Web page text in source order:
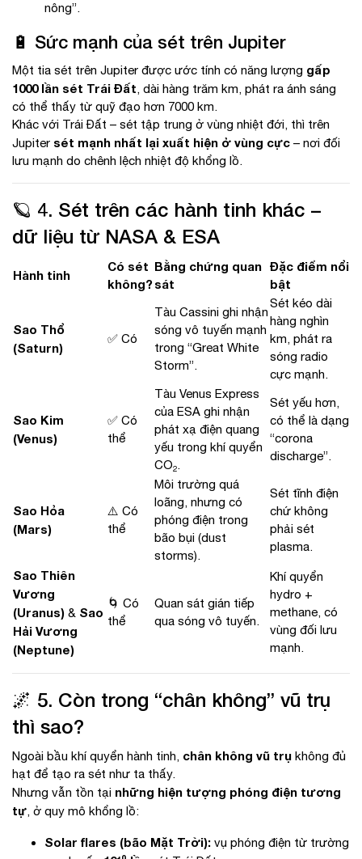
nông”.
🔋 Sức mạnh của sét trên Jupiter
Một tia sét trên Jupiter được ước tính có năng lượng gấp
1000 lần sét Trái Đất, dài hàng trăm km, phát ra ánh sáng
có thể thấy từ quỹ đạo hơn 7000 km.
Khác với Trái Đất – sét tập trung ở vùng nhiệt đới, thì trên
Jupiter sét mạnh nhất lại xuất hiện ở vùng cực – nơi đối
lưu mạnh do chênh lệch nhiệt độ khổng lồ.
🪐 4. Sét trên các hành tinh khác –
dữ liệu từ NASA & ESA
Hành tinh
Có sét
không?
Bằng chứng quan
sát
Đặc điểm nổi
bật
Sao Thổ
(Saturn)
✅ Có
Tàu Cassini ghi nhận
sóng vô tuyến mạnh
trong “Great White
Storm”.
Sét kéo dài
hàng nghìn
km, phát ra
sóng radio
cực mạnh.
Sao Kim
(Venus)
✅ Có
thể
Tàu Venus Express
của ESA ghi nhận
phát xạ điện quang
yếu trong khí quyển
CO₂.
Sét yếu hơn,
có thể là dạng
“corona
discharge”.
Sao Hỏa
(Mars)
⚠️ Có
thể
Môi trường quá
loãng, nhưng có
phóng điện trong
bão bụi (dust
storms).
Sét tĩnh điện
chứ không
phải sét
plasma.
Sao Thiên
Vương
(Uranus) & Sao
Hải Vương
(Neptune)
🌀 Có
thể
Quan sát gián tiếp
qua sóng vô tuyến.
Khí quyển
hydro +
methane, có
vùng đối lưu
mạnh.
🌌 5. Còn trong “chân không” vũ trụ
thì sao?
Ngoài bầu khí quyển hành tinh, chân không vũ trụ không đủ
hạt để tạo ra sét như ta thấy.
Nhưng vẫn tồn tại những hiện tượng phóng điện tương
tự, ở quy mô khổng lồ:
Solar flares (bão Mặt Trời): vụ phóng điện từ trường